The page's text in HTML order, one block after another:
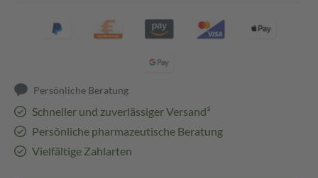
Persönliche Beratung
Schneller und zuverlässiger Versand³
Persönliche pharmazeutische Beratung
Vielfältige Zahlarten